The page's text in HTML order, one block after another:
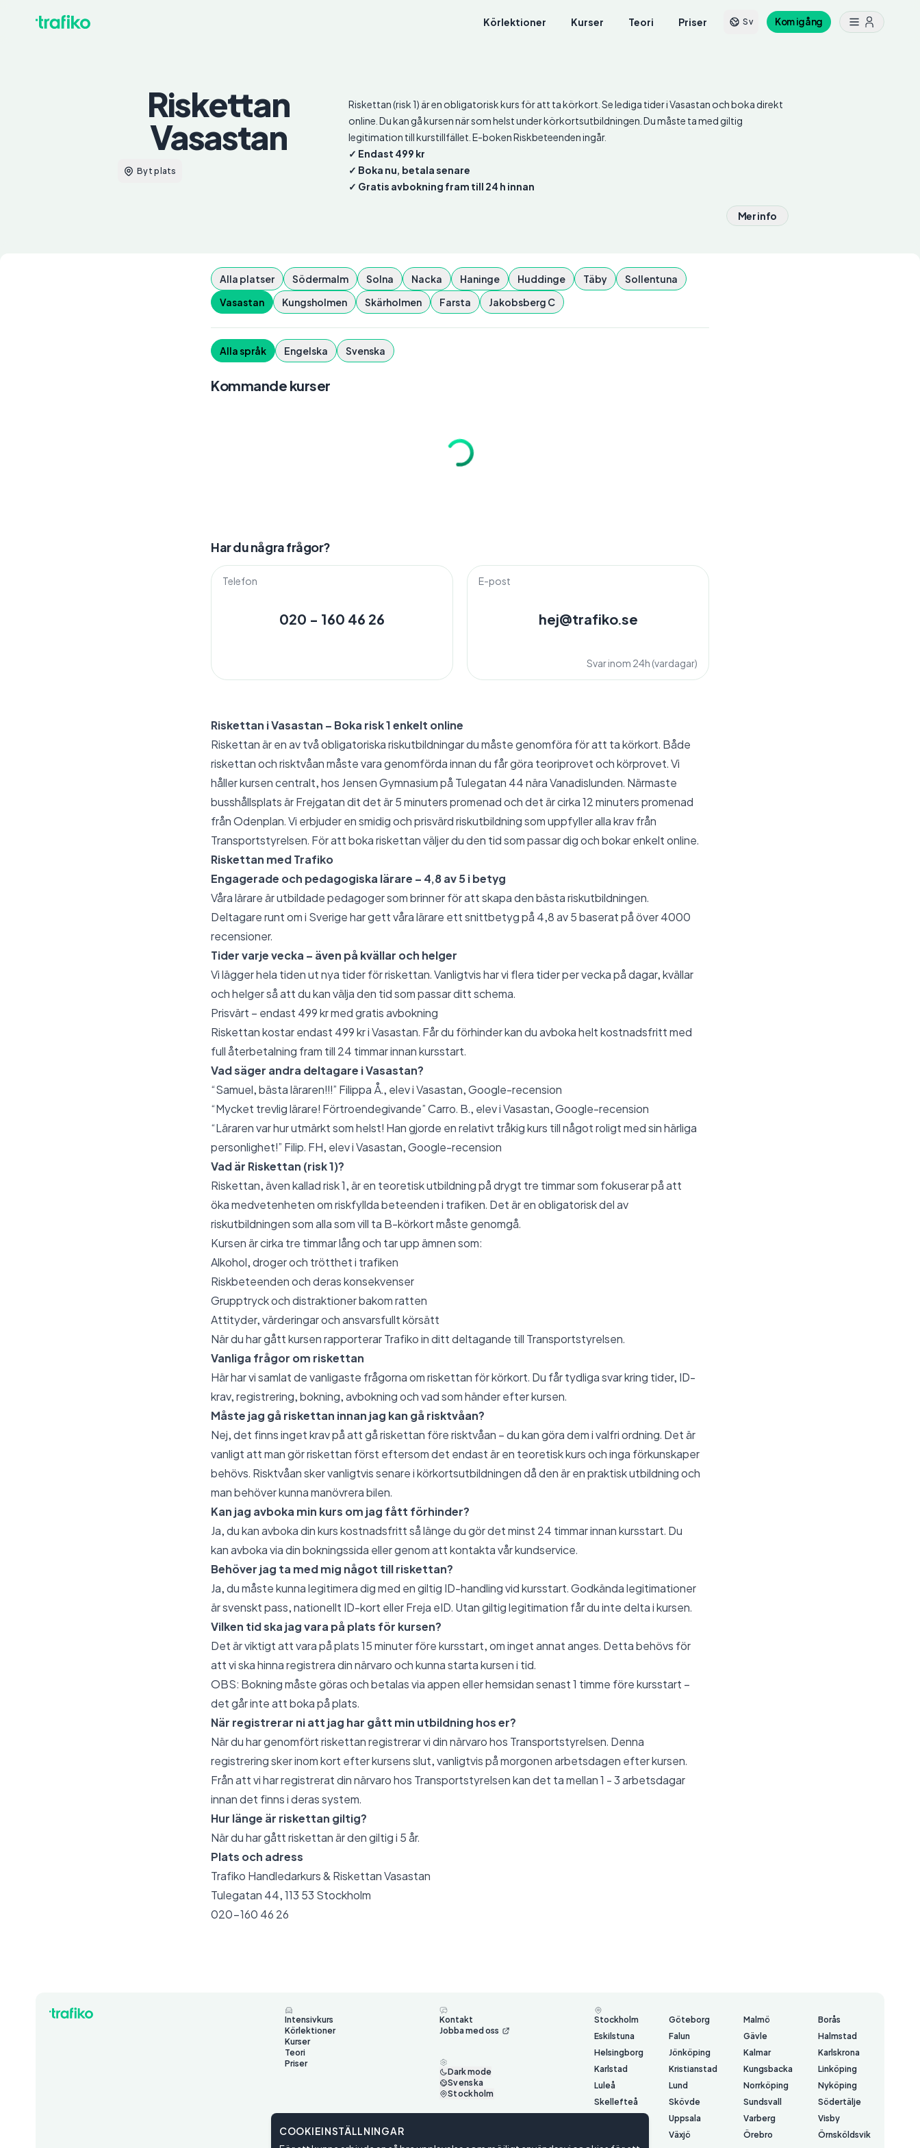
Körlektioner Kurser Teori Priser Sv Kom igång
Riskettan
Vasastan
Byt plats
Riskettan (risk 1) är en obligatorisk kurs för att ta körkort. Se lediga tider i Vasastan och boka direkt
online. Du kan gå kursen när som helst under körkortsutbildningen. Du måste ta med giltig
legitimation till kurstillfället. E-boken Riskbeteenden ingår.
✓ Endast 499 kr
✓ Boka nu, betala senare
✓ Gratis avbokning fram till 24 h innan
Mer info
Alla platser Södermalm Solna Nacka Haninge Huddinge Täby
Sollentuna
Vasastan
Kungsholmen Skärholmen Farsta Jakobsberg C
Alla språk Engelska Svenska
Kommande kurser
Har du några frågor?
Telefon
020 - 160 46 26
E-post
hej@trafiko.se
Svar inom 24h (vardagar)
Riskettan i Vasastan – Boka risk 1 enkelt online
Riskettan är en av två obligatoriska riskutbildningar du måste genomföra för att ta körkort. Både
riskettan och risktvåan måste vara genomförda innan du får göra teoriprovet och körprovet. Vi
håller kursen centralt, hos Jensen Gymnasium på Tulegatan 44 nära Vanadislunden. Närmaste
busshållsplats är Frejgatan dit det är 5 minuters promenad och det är cirka 12 minuters promenad
från Odenplan. Vi erbjuder en smidig och prisvärd riskutbildning som uppfyller alla krav från
Transportstyrelsen. För att boka riskettan väljer du den tid som passar dig och bokar enkelt online.
Riskettan med Trafiko
Engagerade och pedagogiska lärare – 4,8 av 5 i betyg
Våra lärare är utbildade pedagoger som brinner för att skapa den bästa riskutbildningen.
Deltagare runt om i Sverige har gett våra lärare ett snittbetyg på 4,8 av 5 baserat på över 4000
recensioner.
Tider varje vecka – även på kvällar och helger
Vi lägger hela tiden ut nya tider för riskettan. Vanligtvis har vi flera tider per vecka på dagar, kvällar
och helger så att du kan välja den tid som passar ditt schema.
Prisvärt – endast 499 kr med gratis avbokning
Riskettan kostar endast 499 kr i Vasastan. Får du förhinder kan du avboka helt kostnadsfritt med
full återbetalning fram till 24 timmar innan kursstart.
Vad säger andra deltagare i Vasastan?
“Samuel, bästa läraren!!!” Filippa Å., elev i Vasastan,Google-recension
“Mycket trevlig lärare! Förtroendegivande” Carro. B., elev i Vasastan,Google-recension
“Läraren var hur utmärkt som helst! Han gjorde en relativt tråkig kurs till något roligt med sin härliga
personlighet!” Filip. FH, elev i Vasastan,Google-recension
Vad är Riskettan (risk 1)?
Riskettan, även kallad risk 1, är en teoretisk utbildning på drygt tre timmar som fokuserar på att
öka medvetenheten om riskfyllda beteenden i trafiken. Det är en obligatorisk del av
riskutbildningen som alla som vill ta B-körkort måste genomgå.
Kursen är cirka tre timmar lång och tar upp ämnen som:
Alkohol, droger och trötthet i trafiken
Riskbeteenden och deras konsekvenser
Grupptryck och distraktioner bakom ratten
Attityder, värderingar och ansvarsfullt körsätt
När du har gått kursen rapporterar Trafiko in ditt deltagande till Transportstyrelsen.
Vanliga frågor om riskettan
Här har vi samlat de vanligaste frågorna om riskettan för körkort. Du får tydliga svar kring tider, ID-
krav, registrering, bokning, avbokning och vad som händer efter kursen.
Måste jag gå riskettan innan jag kan gå risktvåan?
Nej, det finns inget krav på att gå riskettan före risktvåan – du kan göra dem i valfri ordning. Det är
vanligt att man gör riskettan först eftersom det endast är en teoretisk kurs och inga förkunskaper
behövs. Risktvåan sker vanligtvis senare i körkortsutbildningen då den är en praktisk utbildning och
man behöver kunna manövrera bilen.
Kan jag avboka min kurs om jag fått förhinder?
Ja, du kan avboka din kurs kostnadsfritt så länge du gör det minst 24 timmar innan kursstart. Du
kan avboka via din bokningssida eller genom att kontakta vår kundservice.
Behöver jag ta med mig något till riskettan?
Ja, du måste kunna legitimera dig med en giltig ID-handling vid kursstart. Godkända legitimationer
är svenskt pass, nationellt ID-kort eller Freja eID. Utan giltig legitimation får du inte delta i kursen.
Vilken tid ska jag vara på plats för kursen?
Det är viktigt att vara på plats 15 minuter före kursstart, om inget annat anges. Detta behövs för
att vi ska hinna registrera din närvaro och kunna starta kursen i tid.
OBS: Bokning måste göras och betalas via appen eller hemsidan senast 1 timme före kursstart –
det går inte att boka på plats.
När registrerar ni att jag har gått min utbildning hos er?
När du har genomfört riskettan registrerar vi din närvaro hos Transportstyrelsen. Denna
registrering sker inom kort efter kursens slut, vanligtvis på morgonen arbetsdagen efter kursen.
Från att vi har registrerat din närvaro hos Transportstyrelsen kan det ta mellan 1 - 3 arbetsdagar
innan det finns i deras system.
Hur länge är riskettan giltig?
När du har gått riskettan är den giltig i 5 år.
Plats och adress
Trafiko Handledarkurs & Riskettan Vasastan
Tulegatan 44, 113 53 Stockholm
020-160 46 26
Intensivkurs
Körlektioner
Kurser
Teori
Priser
Kontakt
Jobba med oss
Dark mode
Svenska
Stockholm
Stockholm Göteborg Malmö
Borås
Eskilstuna
Falun Gävle
Halmstad
Helsingborg
Jönköping Kalmar
Karlskrona
Karlstad
Kristianstad Kungsbacka
Linköping
Luleå
Lund Norrköping
Nyköping
Skellefteå
Skövde Sundsvall
Södertälje
Uppsala Varberg
Visby
Växjö Örebro
Örnsköldsvik
COOKIEINSTÄLLNINGAR